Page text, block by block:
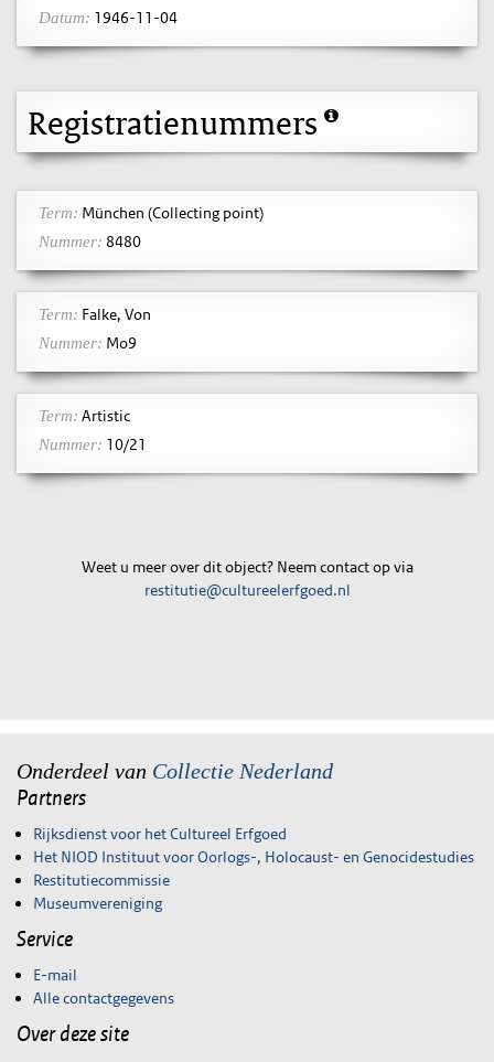
Datum: 1946-11-04
Registratienummers
Term: München (Collecting point)
Nummer: 8480
Term: Falke, Von
Nummer: Mo9
Term: Artistic
Nummer: 10/21
Weet u meer over dit object? Neem contact op via
restitutie@cultureelerfgoed.nl
Onderdeel van Collectie Nederland
Partners
Rijksdienst voor het Cultureel Erfgoed
Het NIOD Instituut voor Oorlogs-, Holocaust- en Genocidestudies
Restitutiecommissie
Museumvereniging
Service
E-mail
Alle contactgegevens
Over deze site